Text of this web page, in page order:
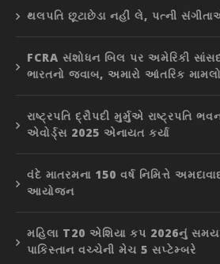
થલપતિ છૂટાછેડા નહીં લે, પત્ની
FCRA સંશોધન બિલ પર અમેરિકી
ભારતનો જવાબ, અમારો આંતરિક મામલો
રાષ્ટ્રપતિ દ્રૌપદી મુર્મુએ રાષ્ટ્રપતિ
એવોર્ડ્સ 2025 એનાયત કર્યા
વંદે માતરમના 150 વર્ષ નિમિત્તે
આયોજન
મહિલા T20 એશિયા કપ 2026નું
પાકિસ્તાન વચ્ચેની મેચ 5 સપ્ટેમ્બરે